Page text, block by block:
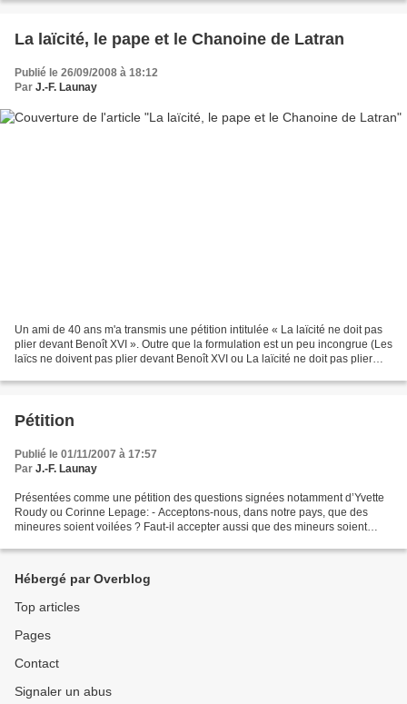
La laïcité, le pape et le Chanoine de Latran
Publié le 26/09/2008 à 18:12
Par J.-F. Launay
Un ami de 40 ans m'a transmis une pétition intitulée « La laïcité ne doit pas
plier devant Benoît XVI ». Outre que la formulation est un peu incongrue (Les
laïcs ne doivent pas plier devant Benoît XVI ou La laïcité ne doit pas plier
Pétition
Publié le 01/11/2007 à 17:57
Par J.-F. Launay
Présentées comme une pétition des questions signées notamment d’Yvette
Roudy ou Corinne Lepage: - Acceptons-nous, dans notre pays, que des
mineures soient voilées ? Faut-il accepter aussi que des mineurs soient
Hébergé par Overblog
Top articles
Pages
Contact
Signaler un abus